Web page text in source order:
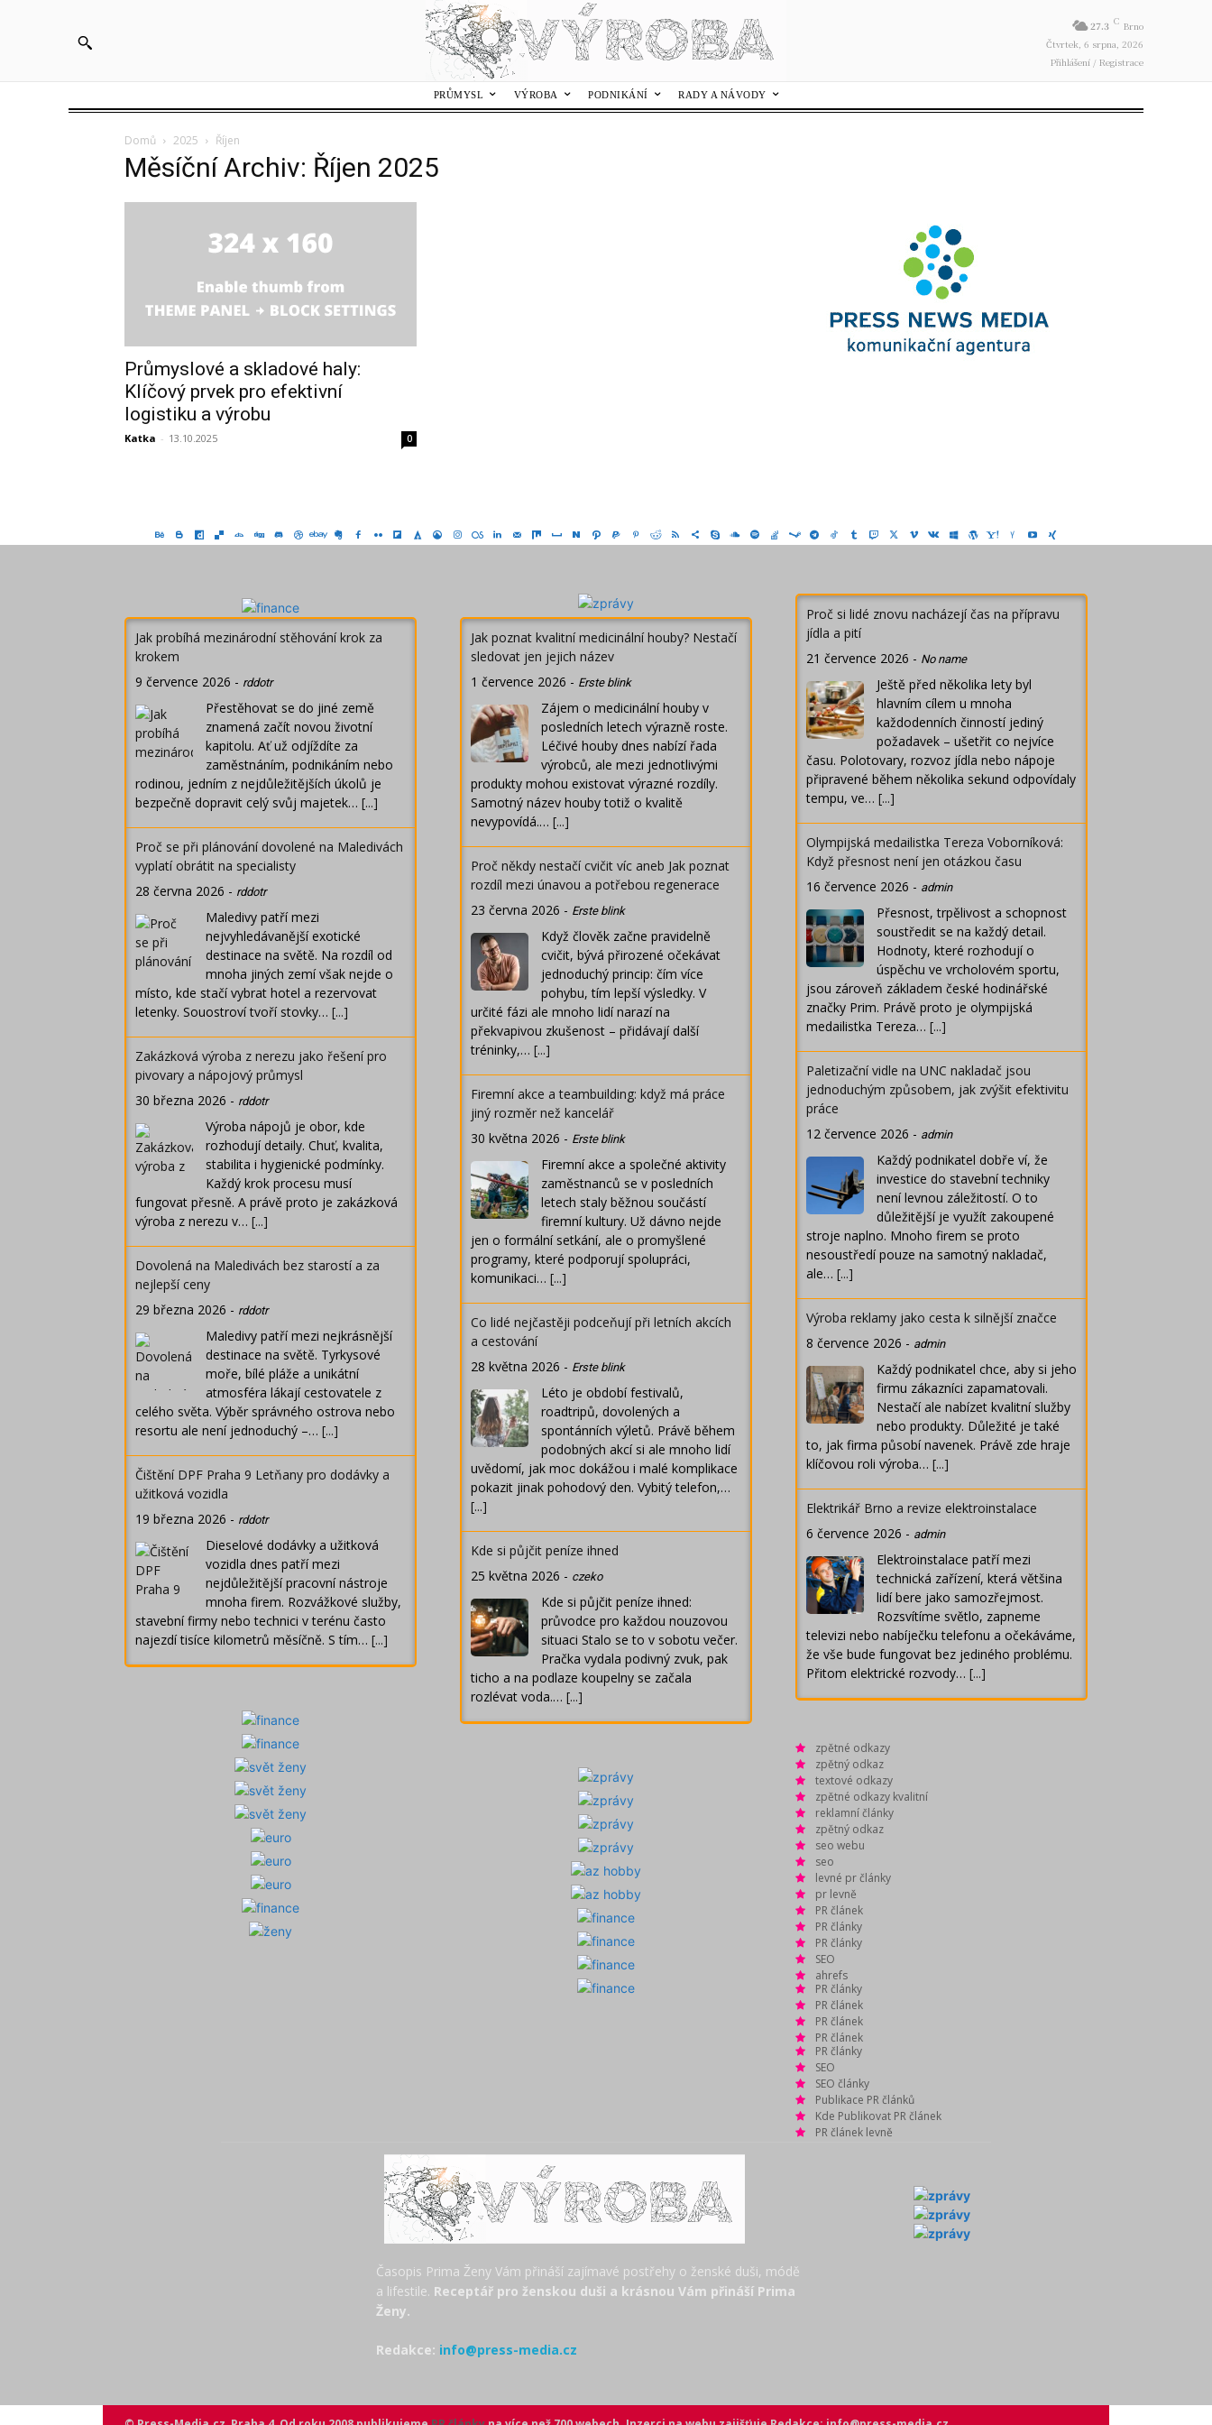
27.3 C Brno
Čtvrtek, 6 srpna, 2026
Přihlášení / Registrace
PRŮMYSL VÝROBA PODNIKÁNÍ RADY A NÁVODY
Domů 2025 Říjen
Měsíční Archiv: Říjen 2025
Průmyslové a skladové haly:
Klíčový prvek pro efektivní
logistiku a výrobu
Katka - 13.10.2025 0
Jak probíhá mezinárodní stěhování krok za
krokem
9 července 2026 - rddotr
Přestěhovat se do jiné země
znamená začít novou životní
kapitolu. Ať už odjíždíte za
zaměstnáním, podnikáním nebo
rodinou, jedním z nejdůležitějších úkolů je
bezpečně dopravit celý svůj majetek… [...]
Proč se při plánování dovolené na Maledivách
vyplatí obrátit na specialisty
28 června 2026 - rddotr
Maledivy patří mezi
nejvyhledávanější exotické
destinace na světě. Na rozdíl od
mnoha jiných zemí však nejde o
místo, kde stačí vybrat hotel a rezervovat
letenky. Souostroví tvoří stovky… [...]
Zakázková výroba z nerezu jako řešení pro
pivovary a nápojový průmysl
30 března 2026 - rddotr
Výroba nápojů je obor, kde
rozhodují detaily. Chuť, kvalita,
stabilita i hygienické podmínky.
Každý krok procesu musí
fungovat přesně. A právě proto je zakázková
výroba z nerezu v… [...]
Dovolená na Maledivách bez starostí a za
nejlepší ceny
29 března 2026 - rddotr
Maledivy patří mezi nejkrásnější
destinace na světě. Tyrkysové
moře, bílé pláže a unikátní
atmosféra lákají cestovatele z
celého světa. Výběr správného ostrova nebo
resortu ale není jednoduchý –… [...]
Čištění DPF Praha 9 Letňany pro dodávky a
užitková vozidla
19 března 2026 - rddotr
Dieselové dodávky a užitková
vozidla dnes patří mezi
nejdůležitější pracovní nástroje
mnoha firem. Rozvážkové služby,
stavební firmy nebo technici v terénu často
najezdí tisíce kilometrů měsíčně. S tím… [...]
Jak poznat kvalitní medicinální houby? Nestačí
sledovat jen jejich název
1 července 2026 - Erste blink
Zájem o medicinální houby v
posledních letech výrazně roste.
Léčivé houby dnes nabízí řada
výrobců, ale mezi jednotlivými
produkty mohou existovat výrazné rozdíly.
Samotný název houby totiž o kvalitě
nevypovídá.… [...]
Proč někdy nestačí cvičit víc aneb Jak poznat
rozdíl mezi únavou a potřebou regenerace
23 června 2026 - Erste blink
Když člověk začne pravidelně
cvičit, bývá přirozené očekávat
jednoduchý princip: čím více
pohybu, tím lepší výsledky. V
určité fázi ale mnoho lidí narazí na
překvapivou zkušenost – přidávají další
tréninky,… [...]
Firemní akce a teambuilding: když má práce
jiný rozměr než kancelář
30 května 2026 - Erste blink
Firemní akce a společné aktivity
zaměstnanců se v posledních
letech staly běžnou součástí
firemní kultury. Už dávno nejde
jen o formální setkání, ale o promyšlené
programy, které podporují spolupráci,
komunikaci… [...]
Co lidé nejčastěji podceňují při letních akcích
a cestování
28 května 2026 - Erste blink
Léto je období festivalů,
roadtripů, dovolených a
spontánních výletů. Právě během
podobných akcí si ale mnoho lidí
uvědomí, jak moc dokážou i malé komplikace
pokazit jinak pohodový den. Vybitý telefon,…
[...]
Kde si půjčit peníze ihned
25 května 2026 - czeko
Kde si půjčit peníze ihned:
průvodce pro každou nouzovou
situaci Stalo se to v sobotu večer.
Pračka vydala podivný zvuk, pak
ticho a na podlaze koupelny se začala
rozlévat voda.… [...]
Proč si lidé znovu nacházejí čas na přípravu
jídla a pití
21 července 2026 - No name
Ještě před několika lety byl
hlavním cílem u mnoha
každodenních činností jediný
požadavek – ušetřit co nejvíce
času. Polotovary, rozvoz jídla nebo nápoje
připravené během několika sekund odpovídaly
tempu, ve… [...]
Olympijská medailistka Tereza Voborníková:
Když přesnost není jen otázkou času
16 července 2026 - admin
Přesnost, trpělivost a schopnost
soustředit se na každý detail.
Hodnoty, které rozhodují o
úspěchu ve vrcholovém sportu,
jsou zároveň základem české hodinářské
značky Prim. Právě proto je olympijská
medailistka Tereza… [...]
Paletizační vidle na UNC nakladač jsou
jednoduchým způsobem, jak zvýšit efektivitu
práce
12 července 2026 - admin
Každý podnikatel dobře ví, že
investice do stavební techniky
není levnou záležitostí. O to
důležitější je využít zakoupené
stroje naplno. Mnoho firem se proto
nesoustředí pouze na samotný nakladač,
ale… [...]
Výroba reklamy jako cesta k silnější značce
8 července 2026 - admin
Každý podnikatel chce, aby si jeho
firmu zákazníci zapamatovali.
Nestačí ale nabízet kvalitní služby
nebo produkty. Důležité je také
to, jak firma působí navenek. Právě zde hraje
klíčovou roli výroba… [...]
Elektrikář Brno a revize elektroinstalace
6 července 2026 - admin
Elektroinstalace patří mezi
technická zařízení, která většina
lidí bere jako samozřejmost.
Rozsvítíme světlo, zapneme
televizi nebo nabíječku telefonu a očekáváme,
že vše bude fungovat bez jediného problému.
Přitom elektrické rozvody… [...]
zpětné odkazy
zpětný odkaz
textové odkazy
zpětné odkazy kvalitní
reklamní články
zpětný odkaz
seo webu
seo
levné pr články
pr levně
PR článek
PR články
PR články
SEO
ahrefs
PR články
PR článek
PR článek
PR článek
PR články
SEO
SEO články
Publikace PR článků
Kde Publikovat PR článek
PR článek levně
Časopis Prima Ženy Vám přináší zajímavé postřehy o ženské duši, módě
a lifestile. Receptář pro ženskou duši a krásnou Vám přináší Prima
Ženy.
Redakce: info@press-media.cz